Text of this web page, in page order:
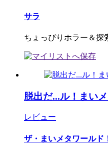
サラ
ちょっぴりホラー＆探
脱出だ...ル！まい
レビュー
ザ・まいメタワールド